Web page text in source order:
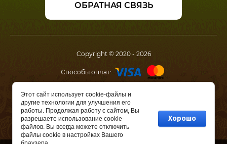
ОБРАТНАЯ СВЯЗЬ
Copyright © 2020 - 2026
Способы оплат:
Мы в соц.сетях:
Создание, разработка сайта
— студия Мегагрупп.ру.
Этот сайт использует cookie-файлы и
другие технологии для улучшения его
работы. Продолжая работу с сайтом, Вы
разрешаете использование cookie-
файлов. Вы всегда можете отключить
файлы cookie в настройках Вашего
Хорошо